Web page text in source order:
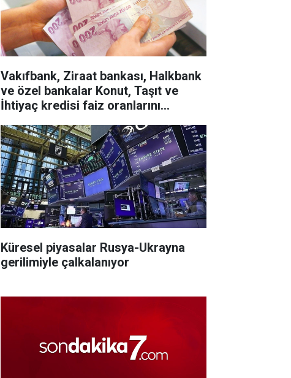
Vakıfbank, Ziraat bankası, Halkbank
ve özel bankalar Konut, Taşıt ve
İhtiyaç kredisi faiz oranlarını
Küresel piyasalar Rusya-Ukrayna
gerilimiyle çalkalanıyor